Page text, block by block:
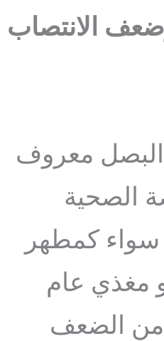
الانتصاب
معروف
الصحية
سواء كمطهر
مغذي عام
من الضعف